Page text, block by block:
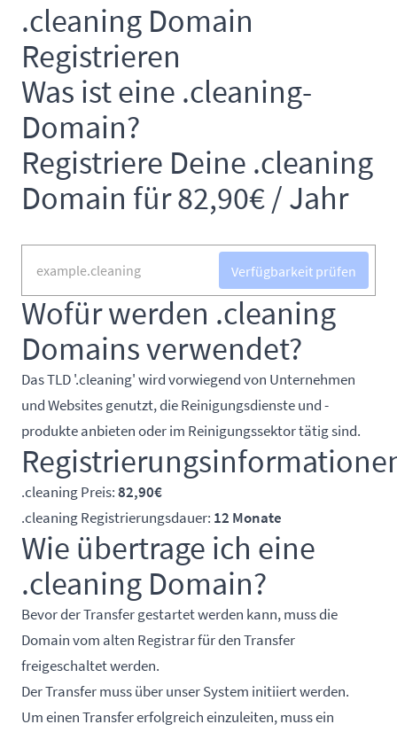
.cleaning Domain
Registrieren
Was ist eine .cleaning-
Domain?
Registriere Deine .cleaning
Domain für 82,90€ / Jahr
Verfügbarkeit prüfen
Wofür werden .cleaning
Domains verwendet?
Das TLD '.cleaning' wird vorwiegend von Unternehmen
und Websites genutzt, die Reinigungsdienste und -
produkte anbieten oder im Reinigungssektor tätig sind.
.cleaning Preis:82,90€
.cleaning Registrierungsdauer: 12 Monate
Wie übertrage ich eine
.cleaning Domain?
Bevor der Transfer gestartet werden kann, muss die
Domain vom alten Registrar für den Transfer
freigeschaltet werden.
Der Transfer muss über unser System initiiert werden.
Um einen Transfer erfolgreich einzuleiten, muss ein